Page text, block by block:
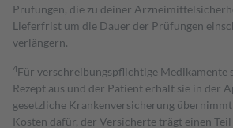
Prüfungen, die zu deiner
Lieferfrist um die Dauer der Prüfungen
verlängern.
4Für verschreibungspflichtige Medikamente
Rezept aus und der Patient erhält sie in der
gesetzliche Krankenversicherung
Kosten dafür, der Versicherte trägt einen